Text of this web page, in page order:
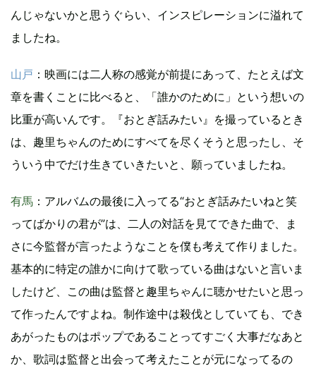
んじゃないかと思うぐらい、インスピレーションに溢れて
ましたね。
山戸 ：映画には二人称の感覚が前提にあって、たとえば文
章を書くことに比べると、「誰かのために」という想いの
比重が高いんです。『おとぎ話みたい』を撮っているとき
は、趣里ちゃんのためにすべてを尽くそうと思ったし、そ
ういう中でだけ生きていきたいと、願っていましたね。
有馬 ：アルバムの最後に入ってる“おとぎ話みたいねと笑
ってばかりの君が”は、二人の対話を見てできた曲で、ま
さに今監督が言ったようなことを僕も考えて作りました。
基本的に特定の誰かに向けて歌っている曲はないと言いま
したけど、この曲は監督と趣里ちゃんに聴かせたいと思っ
て作ったんですよね。制作途中は殺伐としていても、でき
あがったものはポップであることってすごく大事だなあと
か、歌詞は監督と出会って考えたことが元になってるの